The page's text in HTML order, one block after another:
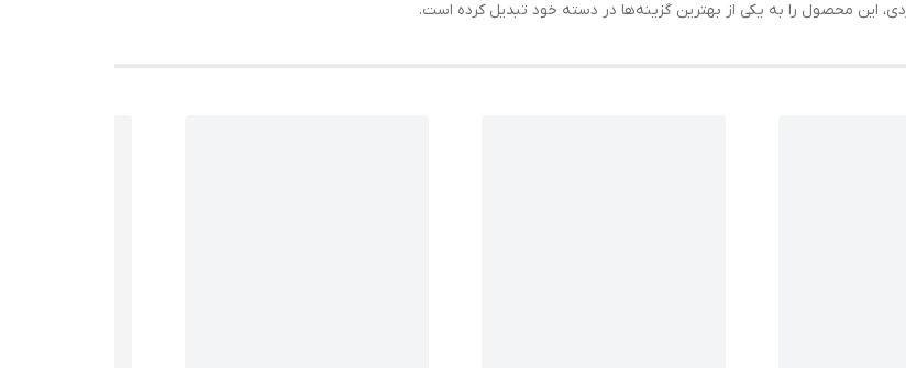
این محصول را به یکی از بهترین گزینه‌ها در دسته خود تبدیل کرده است.